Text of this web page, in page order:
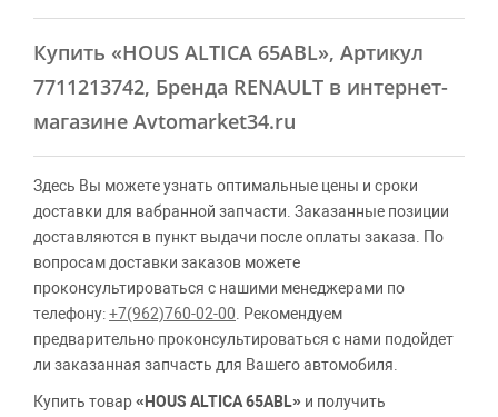
Купить «HOUS ALTICA 65ABL», Артикул
7711213742, Бренда RENAULT в интернет-
магазине Avtomarket34.ru
Здесь Вы можете узнать оптимальные цены и сроки
доставки для вабранной запчасти. Заказанные позиции
доставляются в пункт выдачи после оплаты заказа. По
вопросам доставки заказов можете
проконсультироваться с нашими менеджерами по
телефону:+7(962)760-02-00 . Рекомендуем
предварительно проконсультироваться с нами подойдет
ли заказанная запчасть для Вашего автомобиля.
Купить товар«HOUS ALTICA 65ABL» и получить